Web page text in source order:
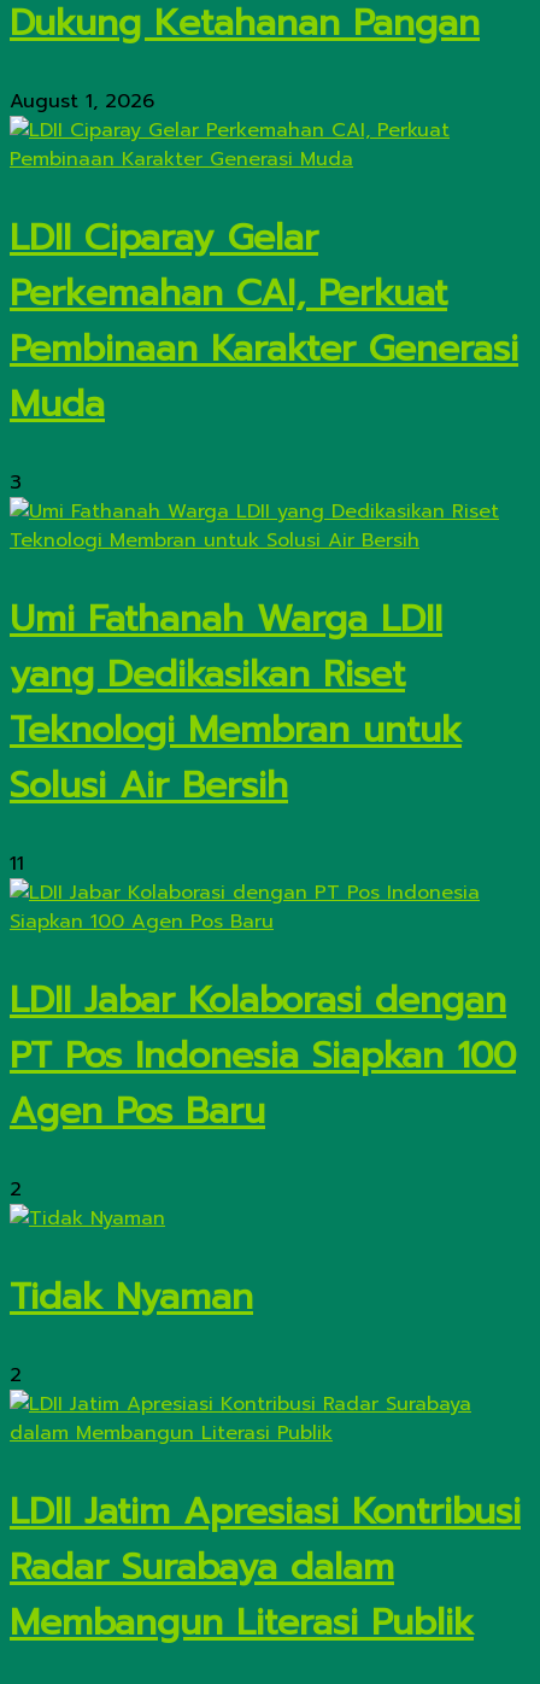
Dukung Ketahanan Pangan
August 1, 2026
LDII Ciparay Gelar
Perkemahan CAI, Perkuat
Pembinaan Karakter Generasi
Muda
3
Umi Fathanah Warga LDII
yang Dedikasikan Riset
Teknologi Membran untuk
Solusi Air Bersih
11
LDII Jabar Kolaborasi dengan
PT Pos Indonesia Siapkan 100
Agen Pos Baru
2
Tidak Nyaman
2
LDII Jatim Apresiasi Kontribusi
Radar Surabaya dalam
Membangun Literasi Publik